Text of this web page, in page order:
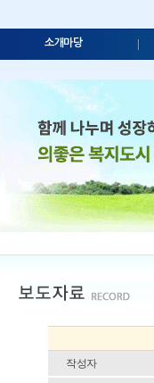
소개마당
작성자